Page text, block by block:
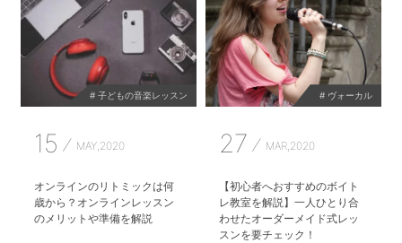
# 子どもの音楽レッスン
15 MAY,2020
オンラインのリトミックは何
歳から？オンラインレッスン
のメリットや準備を解説
# ヴォーカル
27 MAR,2020
【初心者へおすすめのボイト
レ教室を解説】一人ひとり合
わせたオーダーメイド式レッ
スンを要チェック！